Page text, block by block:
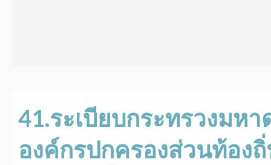
41.ระเบียบกระทรวงมห
องค์กรปกครองส่วนท้อง